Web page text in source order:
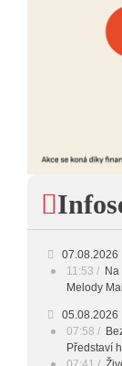
07.08.2026
11:53
Na
Melody
05.08.2026
07:58
Představí